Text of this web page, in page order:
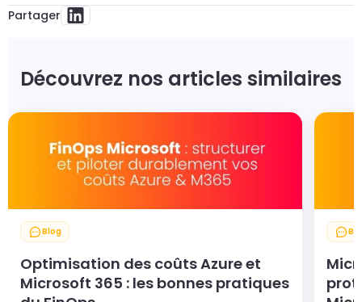
Partager
Découvrez nos articles similaires
Blog
Optimisation des coûts Azure et
Microsoft 365 : les bonnes pratiques